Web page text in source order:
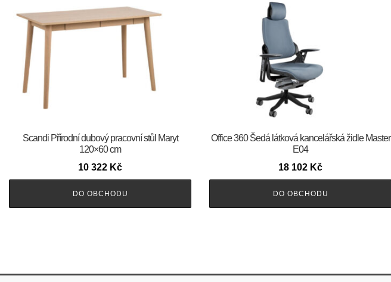
Scandi Přírodní dubový pracovní stůl Maryt
120×60 cm
10 322 Kč
DO OBCHODU
Office 360 Šedá látková kancelářská židle Master
E04
18 102 Kč
DO OBCHODU